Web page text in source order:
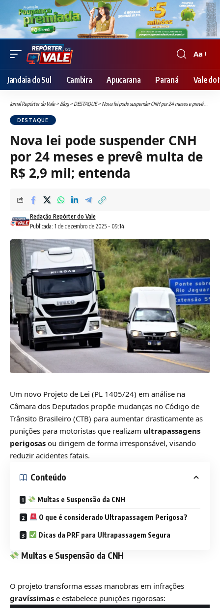
Font
Resizer
Aa
Jandaia do Sul Cambira Apucarana Paraná Vale do
Jornal Repórter do Vale> Blog> DESTAQUE> Nova lei pode suspender CNH por 24 meses e prevê multa de R$ 2,9 mil; entenda
DESTAQUE
Nova lei pode suspender CNH
por 24 meses e prevê multa de
R$ 2,9 mil; entenda
Publicada: 1 de dezembro de 2025 - 09:14
Redação Repórter do Vale
Um novo Projeto de Lei (PL 1405/24) em análise na
Câmara dos Deputados propõe mudanças no Código de
Trânsito Brasileiro (CTB) para aumentar drasticamente as
punições para motoristas que realizam ultrapassagens
perigosas ou dirigem de forma irresponsável, visando
reduzir acidentes fatais.
Conteúdo
Multas e Suspensão da CNH
O que é considerado Ultrapassagem Perigosa?
Dicas da PRF para Ultrapassagem Segura
Multas e Suspensão da CNH
O projeto transforma essas manobras em infrações
gravíssimas e estabelece punições rigorosas: